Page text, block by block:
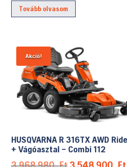
Tovább olvasom
Akció!
HUSQVARNA R 316TX AWD
+ Vágóasztal – Combi 112
Original